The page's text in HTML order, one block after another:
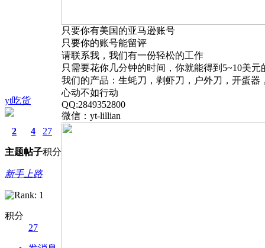
yt吃货
2
主题
4
帖子
27
积分
新手上路
积分
27
只要你有美国的亚马逊账号
只要你的账号能留评
请联系我，我们有一份轻松的工作
只需要花你几分钟的时间，你就能得到5~10美元
我们的产品：生蚝刀，剥虾刀，户外刀，开蛋
心动不如行动
QQ:2849352800
微信：yt-lillian